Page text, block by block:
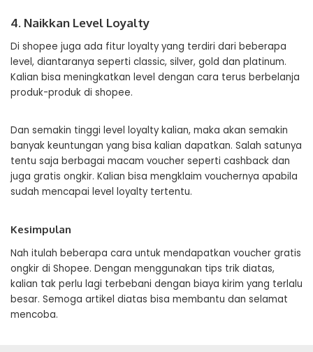
4. Naikkan Level Loyalty
Di shopee juga ada fitur loyalty yang terdiri dari beberapa
level, diantaranya seperti classic, silver, gold dan platinum.
Kalian bisa meningkatkan level dengan cara terus berbelanja
produk-produk di shopee.
Dan semakin tinggi level loyalty kalian, maka akan semakin
banyak keuntungan yang bisa kalian dapatkan. Salah satunya
tentu saja berbagai macam voucher seperti cashback dan
juga gratis ongkir. Kalian bisa mengklaim vouchernya apabila
sudah mencapai level loyalty tertentu.
Kesimpulan
Nah itulah beberapa cara untuk mendapatkan voucher gratis
ongkir di Shopee. Dengan menggunakan tips trik diatas,
kalian tak perlu lagi terbebani dengan biaya kirim yang terlalu
besar. Semoga artikel diatas bisa membantu dan selamat
mencoba.